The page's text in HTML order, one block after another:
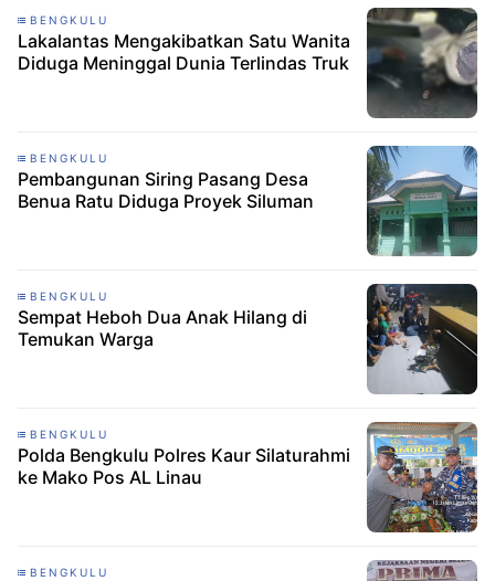
BENGKULU
Lakalantas Mengakibatkan Satu Wanita
Diduga Meninggal Dunia Terlindas Truk
BENGKULU
Pembangunan Siring Pasang Desa
Benua Ratu Diduga Proyek Siluman
BENGKULU
Sempat Heboh Dua Anak Hilang di
Temukan Warga
BENGKULU
Polda Bengkulu Polres Kaur Silaturahmi
ke Mako Pos AL Linau
BENGKULU